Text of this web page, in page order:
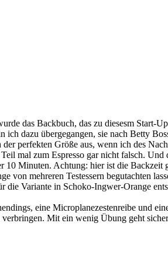
das Backbuch, das zu diesesm Start-
dazu übergegangen, sie nach Betty
perfekten Größe aus, wenn ich des
mal zum Espresso gar nicht falsch.
Minuten. Achtung: hier ist die Backzeit
mehreren Testessern begutachten
Variante in Schoko-Ingwer-Orange
eine Microplanezestenreibe und
Mit ein wenig Übung geht